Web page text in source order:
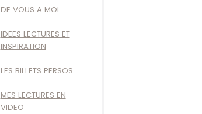
DE VOUS A MOI
IDEES LECTURES ET
INSPIRATION
LES BILLETS PERSOS
MES LECTURES EN
VIDEO